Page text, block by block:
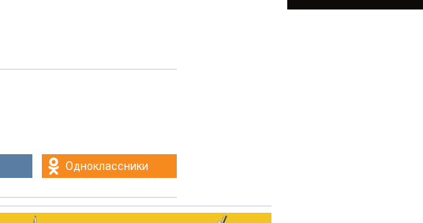
Одноклассники